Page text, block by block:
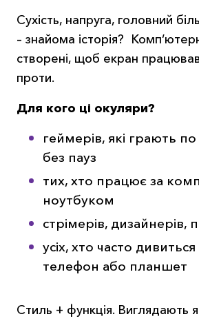
Сухість, напруга, головний
– знайома історія?
створені, щоб екран
проти.
Для кого ці окуляри?
геймерів, які грають
без пауз
тих, хто працює за
ноутбуком
стрімерів, дизайнерів,
усіх, хто часто
телефон або планшет
Стиль + функція. Виглядають